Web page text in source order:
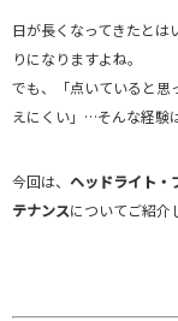
日が長くなってきたと
りになりますよね。
でも、「点いていると思
えにくい」…そんな経験
今回は、 ヘッドライト・
テナンスについてご紹介